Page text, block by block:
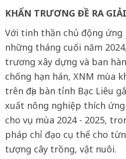
KHẨN TRƯƠNG ĐỀ RA
Với tinh thần chủ động ứng
những tháng cuối năm
trương xây dựng và ban
chống hạn hán, XNM mùa
trên địa bàn tỉnh Bạc Liêu
xuất nông nghiệp thích
cho vụ mùa 2024 - 2025,
pháp chỉ đạo cụ thể cho
tượng cây trồng, vật nuôi.